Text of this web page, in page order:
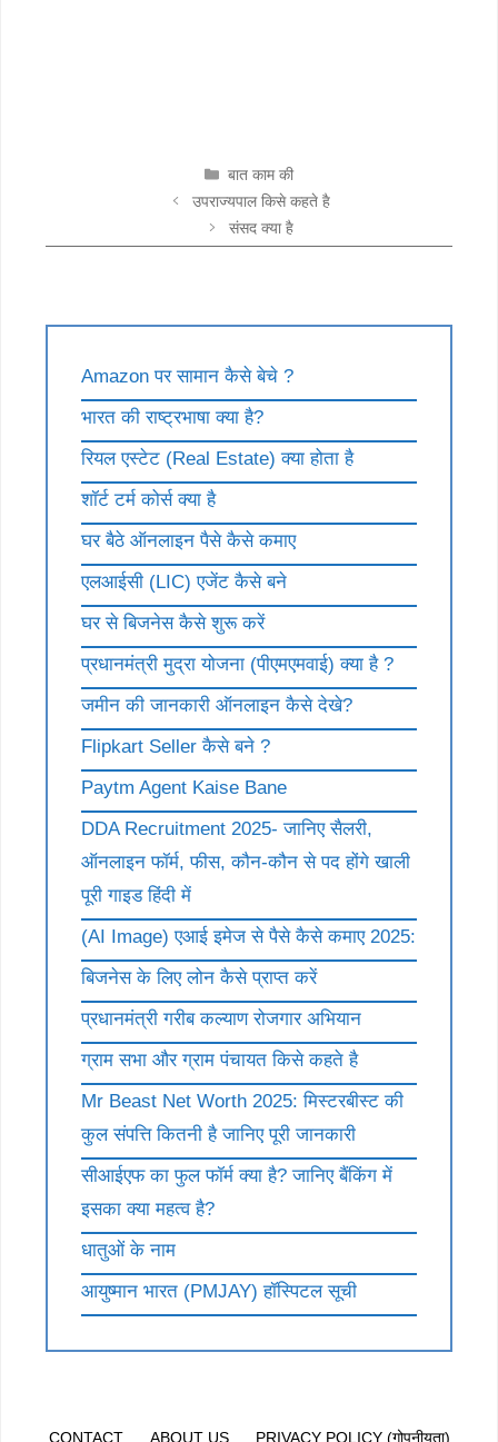
CATEGORIES
बात काम की
उपराज्यपाल किसे कहते है
संसद क्या है
Amazon पर सामान कैसे बेचे ?
भारत की राष्ट्रभाषा क्या है?
रियल एस्टेट (Real Estate) क्या होता है
शॉर्ट टर्म कोर्स क्या है
घर बैठे ऑनलाइन पैसे कैसे कमाए
एलआईसी (LIC) एजेंट कैसे बने
घर से बिजनेस कैसे शुरू करें
प्रधानमंत्री मुद्रा योजना (पीएमएमवाई) क्या है ?
जमीन की जानकारी ऑनलाइन कैसे देखे?
Flipkart Seller कैसे बने ?
Paytm Agent Kaise Bane
DDA Recruitment 2025- जानिए सैलरी,
ऑनलाइन फॉर्म, फीस, कौन-कौन से पद होंगे खाली
पूरी गाइड हिंदी में
(AI Image) एआई इमेज से पैसे कैसे कमाए 2025:
बिजनेस के लिए लोन कैसे प्राप्त करें
प्रधानमंत्री गरीब कल्याण रोजगार अभियान
ग्राम सभा और ग्राम पंचायत किसे कहते है
Mr Beast Net Worth 2025: मिस्टरबीस्ट की
कुल संपत्ति कितनी है जानिए पूरी जानकारी
सीआईएफ का फुल फॉर्म क्या है? जानिए बैंकिंग में
इसका क्या महत्व है?
धातुओं के नाम
आयुष्मान भारत (PMJAY) हॉस्पिटल सूची
CONTACT ABOUT US PRIVACY POLICY (गोपनीयता)